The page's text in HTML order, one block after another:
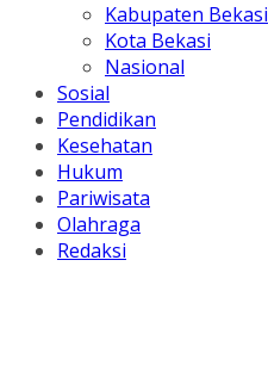
Kabupaten Bekasi
Kota Bekasi
Nasional
Sosial
Pendidikan
Kesehatan
Hukum
Pariwisata
Olahraga
Redaksi